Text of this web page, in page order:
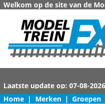
Welkom op de site van de
Home | Merken | Groepen